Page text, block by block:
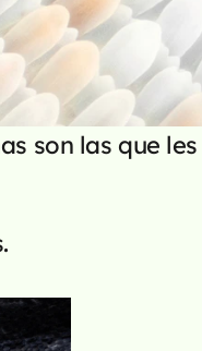
son las que